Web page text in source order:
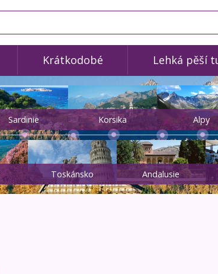
Krátkodobé Lehká pěší
Sardinie Korsika Alpy
Toskánsko Andalusie